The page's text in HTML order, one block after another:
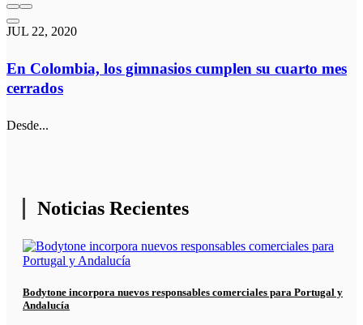
JUL 22, 2020
En Colombia, los gimnasios cumplen su cuarto mes
cerrados
Desde...
Noticias Recientes
Bodytone incorpora nuevos responsables comerciales para Portugal y
Andalucía